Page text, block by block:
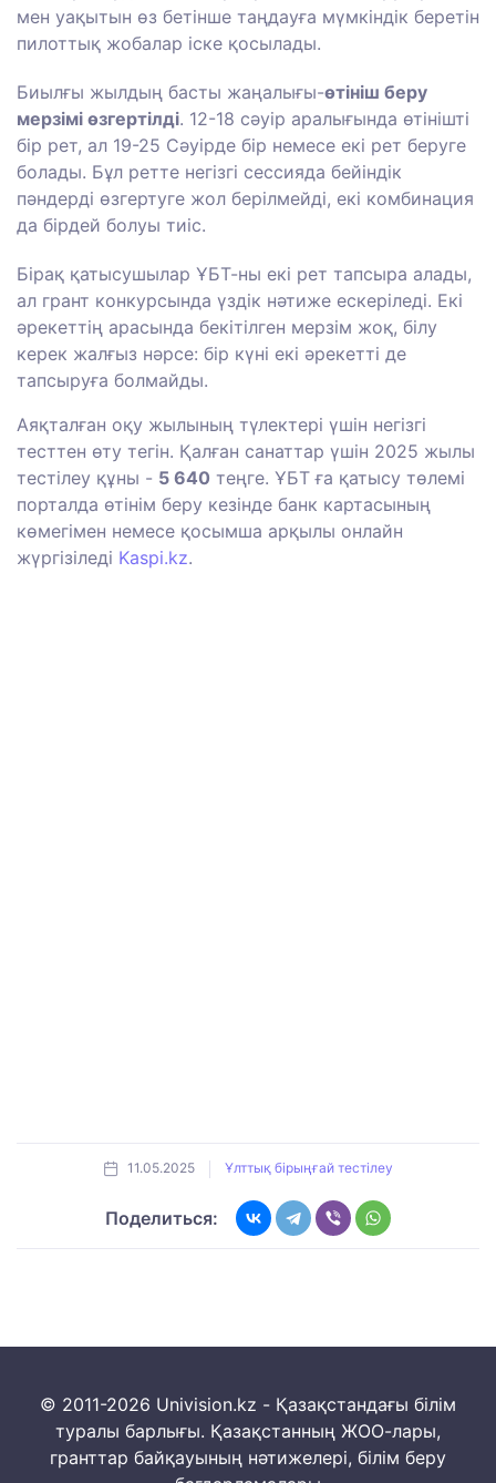
мен уақытын өз бетінше таңдауға мүмкіндік беретін
пилоттық жобалар іске қосылады.
Биылғы жылдың басты жаңалығы-өтініш беру
мерзімі өзгертілді. 12-18 сәуір аралығында өтінішті
бір рет, ал 19-25 Сәуірде бір немесе екі рет беруге
болады. Бұл ретте негізгі сессияда бейіндік
пәндерді өзгертуге жол берілмейді, екі комбинация
да бірдей болуы тиіс.
Бірақ қатысушылар ҰБТ-ны екі рет тапсыра алады,
ал грант конкурсында үздік нәтиже ескеріледі. Екі
әрекеттің арасында бекітілген мерзім жоқ, білу
керек жалғыз нәрсе: бір күні екі әрекетті де
тапсыруға болмайды.
Аяқталған оқу жылының түлектері үшін негізгі
тесттен өту тегін. Қалған санаттар үшін 2025 жылы
тестілеу құны - 5 640 теңге. ҰБТ ға қатысу төлемі
порталда өтінім беру кезінде банк картасының
көмегімен немесе қосымша арқылы онлайн
жүргізіледі Kaspi.kz.
11.05.2025 Ұлттық бірыңғай тестілеу
Поделиться:
© 2011-2026 Univision.kz - Қазақстандағы білім
туралы барлығы. Қазақстанның ЖОО-лары,
гранттар байқауының нәтижелері, білім беру